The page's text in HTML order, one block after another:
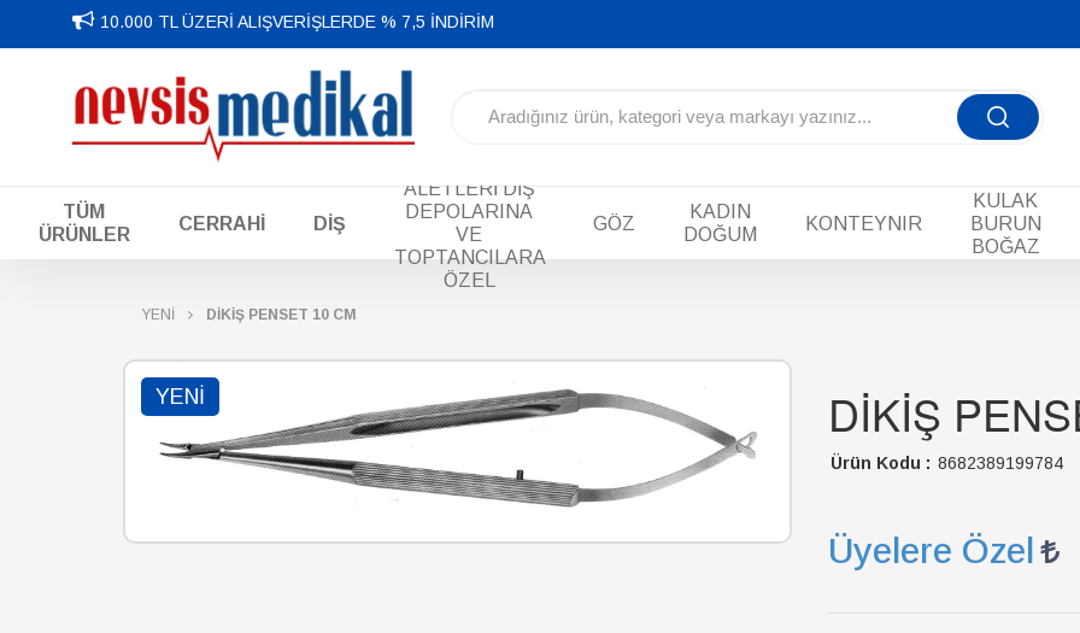
10.000 TL ÜZERİ ALIŞVERİŞLERDE % 7,5 İNDİRİM
TÜM
ÜRÜNLER
CERRAHİ DİŞ
ALETLERİ DİŞ
DEPOLARINA
VE
TOPTANCILARA
ÖZEL
GÖZ
KADIN
DOĞUM
KONTEYNIR
KULAK
BURUN
BOĞAZ
YENİ DİKİŞ PENSET 10 CM
YENI DİKİŞ
Ürün Kodu : 8682389199784
Üyelere Özel